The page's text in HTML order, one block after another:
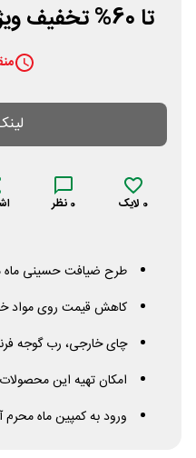
تا 60% تخفیف ویژه ماه محرم آلین لند
0 لایک 0 نظر
طرح ضیافت حسینی ماه
کاهش قیمت روی مواد
چای خارجی، رب گوجه
امکان تهیه این
ورود به کمپین ماه محرم